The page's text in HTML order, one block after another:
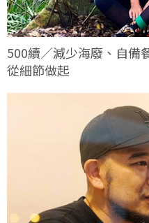
500續／減少海廢、自備
從細節做起